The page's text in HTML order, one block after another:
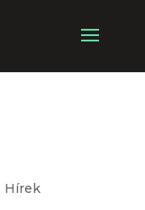
Hírek